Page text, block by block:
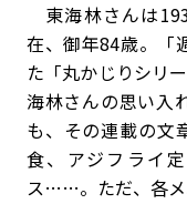
東海林さんは
在、御年84歳。「
た「丸かじりシリ
海林さんの思い入
も、その連載の文
食、アジフライ
ス……。ただ、各メ